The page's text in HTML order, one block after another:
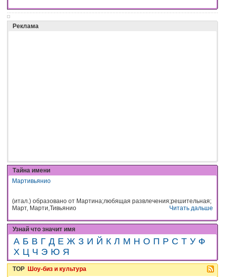
Реклама
Тайна имени
Мартивьянио
(итал.) образовано от Мартина;любящая развлечения;решительная;
Март, Марти,Тивьянио
Читать дальше
Узнай что значит имя
А Б В Г Д Е Ж З И Й К Л М Н О П Р С Т У Ф
Х Ц Ч Э Ю Я
TOP Шоу-биз и культура